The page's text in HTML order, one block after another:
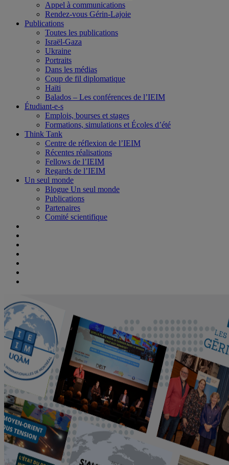
Appel à communications
Rendez-vous Gérin-Lajoie
Publications
Toutes les publications
Israël-Gaza
Ukraine
Portraits
Dans les médias
Coup de fil diplomatique
Haïti
Balados – Les conférences de l’IEIM
Étudiant-e-s
Emplois, bourses et stages
Formations, simulations et Écoles d’été
Think Tank
Centre de réflexion de l’IEIM
Récentes réalisations
Fellows de l’IEIM
Regards de l’IEIM
Un seul monde
Blogue Un seul monde
Publications
Partenaires
Comité scientifique